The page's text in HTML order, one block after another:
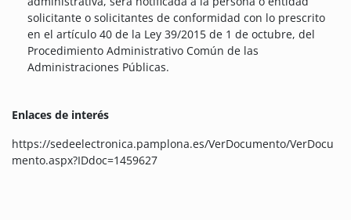
solicitante o solicitantes de conformidad con lo prescrito
en el artículo 40 de la Ley 39/2015 de 1 de octubre, del
Procedimiento Administrativo Común de las
Administraciones Públicas.
Enlaces de interés
https://sedeelectronica.pamplona.es/VerDocumento/VerDocu
mento.aspx?IDdoc=1459627